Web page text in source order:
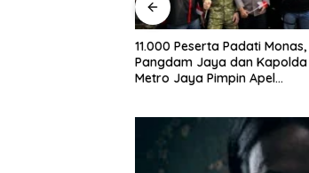
Korem 052/Wijayakrama
Tanam 2.000 Pohon di Bulan
Kemerdekaan, Gaungkan